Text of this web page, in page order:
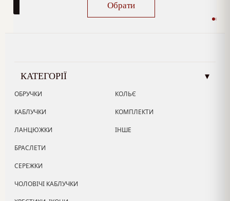
Обрати
КАТЕГОРІЇ ▾
ОБРУЧКИ
КАБЛУЧКИ
ЛАНЦЮЖКИ
БРАСЛЕТИ
СЕРЕЖКИ
ЧОЛОВІЧІ КАБЛУЧКИ
КОЛЬЄ
КОМПЛЕКТИ
ІНШЕ